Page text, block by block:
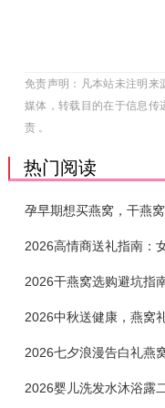
免责声明：凡本站未注明来
媒体，转载目的在于信息传
责 。
热门阅读
2026中秋送健康，燕窝
2026婴儿洗发水沐浴露